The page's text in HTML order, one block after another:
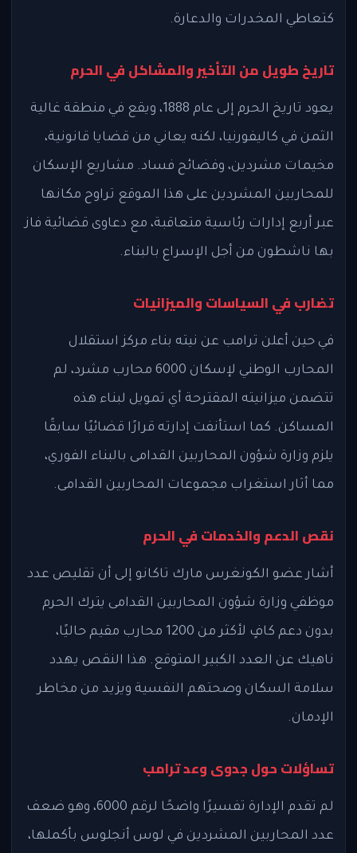
كتعاطي المخدرات والدعارة.
تاريخ طويل من التأخير والمشاكل في الحرم
يعود تاريخ الحرم إلى عام 1888، ويقع في منطقة غالية
الثمن في كاليفورنيا، لكنه يعاني من قضايا قانونية،
مخيمات مشردين، وفضائح فساد. مشاريع الإسكان
للمحاربين المشردين على هذا الموقع تراوح مكانها
عبر أربع إدارات رئاسية متعاقبة، مع دعاوى قضائية فاز
بها ناشطون من أجل الإسراع بالبناء.
تضارب في السياسات والميزانيات
في حين أعلن ترامب عن نيته بناء مركز استقلال
المحارب الوطني لإسكان 6000 محارب مشرد، لم
تتضمن ميزانيته المقترحة أي تمويل لبناء هذه
المساكن. كما استأنفت إدارته قرارًا قضائيًا سابقًا
يلزم وزارة شؤون المحاربين القدامى بالبناء الفوري،
مما أثار استغراب مجموعات المحاربين القدامى.
نقص الدعم والخدمات في الحرم
أشار عضو الكونغرس مارك تاكانو إلى أن تقليص عدد
موظفي وزارة شؤون المحاربين القدامى يترك الحرم
بدون دعم كافٍ لأكثر من 1200 محارب مقيم حاليًا،
ناهيك عن العدد الكبير المتوقع. هذا النقص يهدد
سلامة السكان وصحتهم النفسية ويزيد من مخاطر
الإدمان.
تساؤلات حول جدوى وعد ترامب
لم تقدم الإدارة تفسيرًا واضحًا لرقم 6000، وهو ضعف
عدد المحاربين المشردين في لوس أنجلوس بأكملها،